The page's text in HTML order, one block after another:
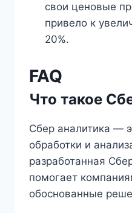
свои ценовые
привело к
20%.
FAQ
Что такое
Сбер аналитика —
обработки и
разработанная
помогает
обоснованные